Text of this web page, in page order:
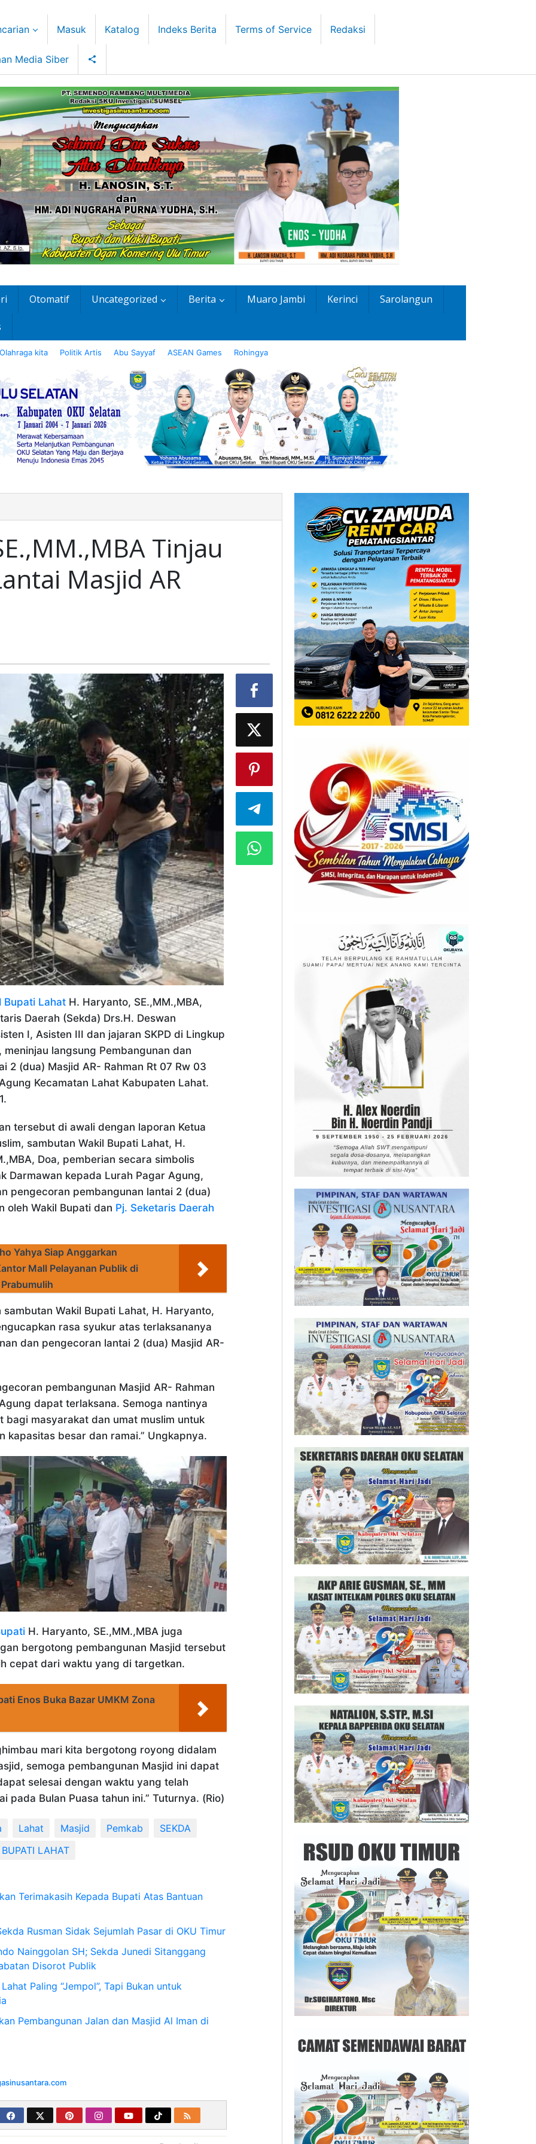
Masuk Katalog Indeks Berita Terms of Service Redaksi
Media Siber
Otomatif Uncategorized Berita Muaro Jambi Kerinci Sarolangun
Olahraga kita Politik Artis Abu Sayyaf ASEAN Games Rohingya
Tinjau
Masjid AR
Bupati Lahat H. Haryanto, SE.,MM.,MBA,
Daerah (Sekda) Drs.H. Deswan
I, Asisten III dan jajaran SKPD di Lingkup
, meninjau langsung Pembangunan dan
2 (dua) Masjid AR- Rahman Rt 07 Rw 03
Kecamatan Lahat Kabupaten Lahat.
tersebut di awali dengan laporan Ketua
sambutan Wakil Bupati Lahat, H.
Doa, pemberian secara simbolis
Darmawan kepada Lurah Pagar Agung,
pengecoran pembangunan lantai 2 (dua)
oleh Wakil Bupati dan Pj. Seketaris Daerah
Yahya Siap Anggarkan
Mall Pelayanan Publik di
sambutan Wakil Bupati Lahat, H. Haryanto,
rasa syukur atas terlaksananya
dan pengecoran lantai 2 (dua) Masjid AR-
pembangunan Masjid AR- Rahman
dapat terlaksana. Semoga nantinya
bagi masyarakat dan umat muslim untuk
kapasitas besar dan ramai.” Ungkapnya.
H. Haryanto, SE.,MM.,MBA juga
bergotong pembangunan Masjid tersebut
cepat dari waktu yang di targetkan.
Enos Buka Bazar UMKM Zona
mari kita bergotong royong didalam
semoga pembangunan Masjid ini dapat
selesai dengan waktu yang telah
pada Bulan Puasa tahun ini.” Tuturnya. (Rio)
Lahat Masjid Pemkab
SEKDA
LAHAT
Terimakasih Kepada Bupati Atas Bantuan
Rusman Sidak Sejumlah Pasar di OKU Timur
Nainggolan SH; Sekda Junedi Sitanggang
Disorot Publik
Paling “Jempol”, Tapi Bukan untuk
Pembangunan Jalan dan Masjid Al Iman di